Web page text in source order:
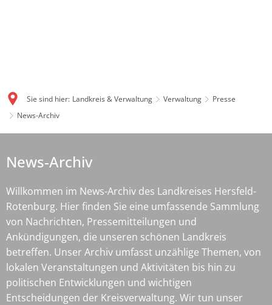
Sie sind hier: Landkreis & Verwaltung Verwaltung
Presse
News-Archiv
Archiv
News-Archiv
Willkommen im News-Archiv des Landkreises Hersfeld-
Rotenburg. Hier finden Sie eine umfassende Sammlung
von Nachrichten, Pressemitteilungen und
Ankündigungen, die unseren schönen Landkreis
betreffen. Unser Archiv umfasst unzählige Themen, von
lokalen Veranstaltungen und Aktivitäten bis hin zu
politischen Entwicklungen und wichtigen
Entscheidungen der Kreisverwaltung. Wir tun unser